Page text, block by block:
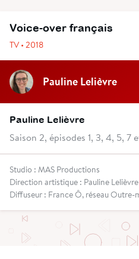
Voice-over français
TV • 2018
Pauline Lelièvre
Pauline Lelièvre
Saison 2, épisodes 1, 3, 4, 5, 7
Studio : MAS Productions
Direction artistique : Pauline Lelièvre
Diffuseur : France Ô, réseau Outre-